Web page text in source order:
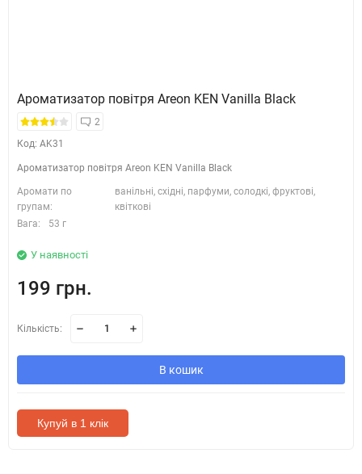
Ароматизатор повітря Areon KEN Vanilla Black
2
Код: AK31
Ароматизатор повітря Areon KEN Vanilla Black
Аромати по
групам:
ванільні, східні, парфуми, солодкі, фруктові,
квіткові
Вага:
53 г
У наявності
199 грн.
Кількість:
В кошик
Купуй в 1 клік